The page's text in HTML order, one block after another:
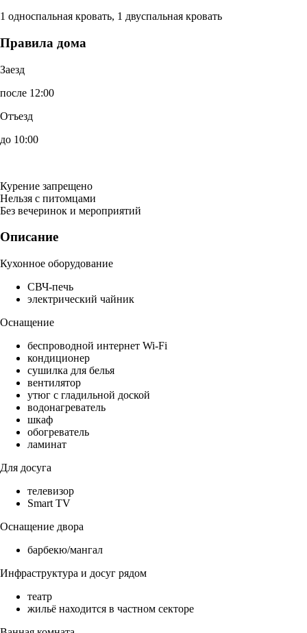
1 односпальная кровать, 1 двуспальная кровать
Правила дома
Заезд
после 12:00
Отъезд
до 10:00
Курение запрещено
Нельзя с питомцами
Без вечеринок и мероприятий
Описание
Кухонное оборудование
СВЧ-печь
электрический чайник
Оснащение
беспроводной интернет Wi-Fi
кондиционер
сушилка для белья
вентилятор
утюг с гладильной доской
водонагреватель
шкаф
обогреватель
ламинат
Для досуга
телевизор
Smart TV
Оснащение двора
барбекю/мангал
Инфраструктура и досуг рядом
театр
жильё находится в частном секторе